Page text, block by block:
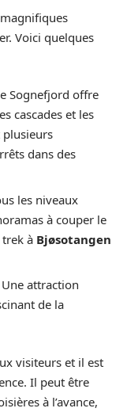
Voici quelques
Sognefjord offre
cascades et les
plusieurs
dans des
les niveaux
à couper le
à Bjøsotangen
Une attraction
de la
visiteurs et il est
Il peut être
à l’avance,